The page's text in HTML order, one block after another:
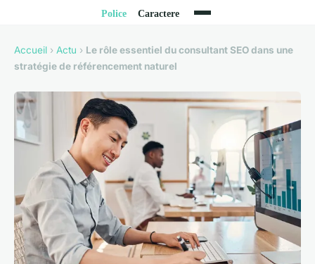
Accueil › Actu › Le rôle essentiel du consultant SEO dans une
stratégie de référencement naturel